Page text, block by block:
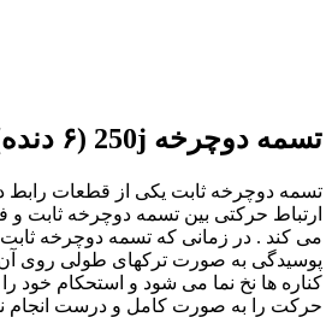
تسمه دوچرخه 250j (۶ دنده)
تسمه دوچرخه ثابت یکی از قطعات رابط
ارتباط حرکتی بین تسمه دوچرخه ثابت و
می کند . در زمانی که تسمه دوچرخه
پوسیدگی به صورت ترکهای طولی روی آن
کناره ها نخ نما می شود و استحکام خود
حرکت را به صورت کامل و درست انجام